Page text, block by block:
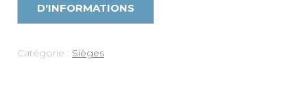
Catégorie : Sièges